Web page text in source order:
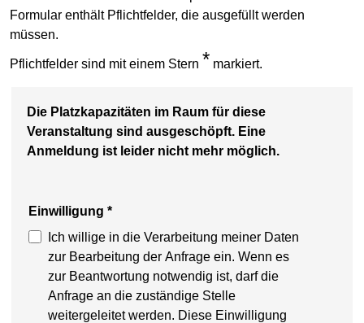
Formular enthält Pflichtfelder, die ausgefüllt werden
müssen.
Pflichtfelder sind mit einem Stern * markiert.
Die Platzkapazitäten im Raum für diese
Veranstaltung sind ausgeschöpft. Eine
Anmeldung ist leider nicht mehr möglich.
Einwilligung *
Ich willige in die Verarbeitung meiner Daten
zur Bearbeitung der Anfrage ein. Wenn es
zur Beantwortung notwendig ist, darf die
Anfrage an die zuständige Stelle
weitergeleitet werden. Diese Einwilligung